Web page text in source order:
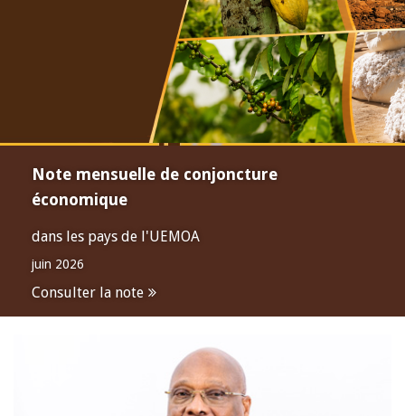
Note mensuelle de conjoncture
économique
dans les pays de l'UEMOA
juin 2026
Consulter la note